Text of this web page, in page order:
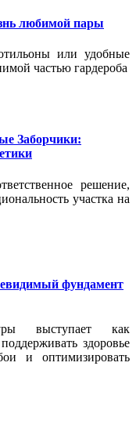
любимой пары
или удобные
частью гардероба
Заборчики:
решение,
участка на
фундамент
выступает как
здоровье
и оптимизировать